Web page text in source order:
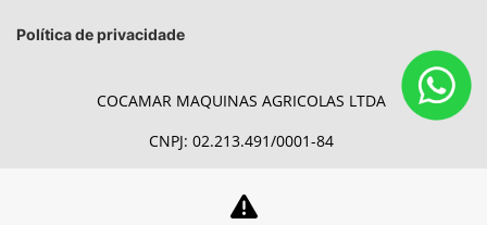
Política de privacidade
COCAMAR MAQUINAS AGRICOLAS LTDA
CNPJ: 02.213.491/0001-84